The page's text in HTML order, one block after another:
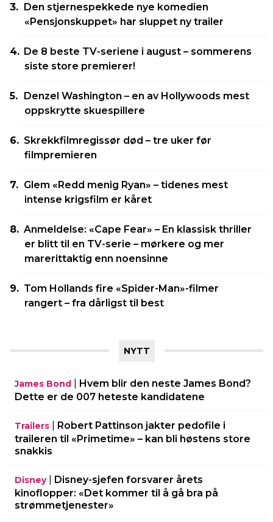
Den stjernespekkede nye komedien
«Pensjonskuppet» har sluppet ny trailer
De 8 beste TV-seriene i august – sommerens
siste store premierer!
Denzel Washington – en av Hollywoods mest
oppskrytte skuespillere
Skrekkfilmregissør død – tre uker før
filmpremieren
Glem «Redd menig Ryan» – tidenes mest
intense krigsfilm er kåret
Anmeldelse: «Cape Fear» – En klassisk thriller
er blitt til en TV-serie – mørkere og mer
marerittaktig enn noensinne
Tom Hollands fire «Spider-Man»-filmer
rangert – fra dårligst til best
NYTT
James Bond
Hvem blir den neste James Bond?
Dette er de 007 heteste kandidatene
Trailers
Robert Pattinson jakter pedofile i
traileren til «Primetime» – kan bli høstens store
snakkis
Disney| Disney-sjefen forsvarer årets
kinoflopper: «Det kommer til å gå bra på
strømmetjenester»